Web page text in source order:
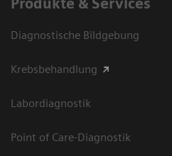
Produkte & Services
Diagnostische Bildgebung
Krebsbehandlung
Labordiagnostik
Point of Care-Diagnostik